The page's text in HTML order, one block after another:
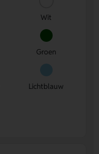
Wit
Groen
Lichtblauw